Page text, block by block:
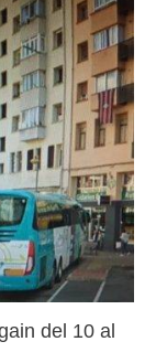
del 10 al